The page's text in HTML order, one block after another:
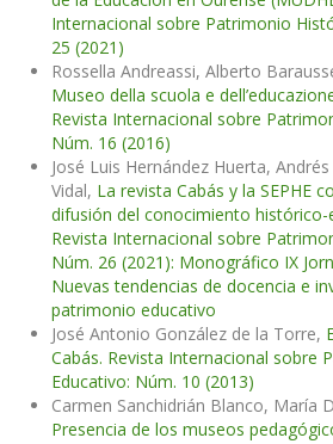
Internacional sobre Patrimonio
25 (2021)
Rossella Andreassi, Alberto
Museo della scuola e
Revista Internacional sobre
Núm. 16 (2016)
José Luis Hernández Huerta,
Vidal, La revista Cabás y la SEPHE
difusión del conocimiento histórico-
Revista Internacional sobre
Núm. 26 (2021): Monográfico IX
Nuevas tendencias de docencia e
patrimonio educativo
José Antonio González de la Torre,
Cabás. Revista Internacional sobre
Educativo: Núm. 10 (2013)
Carmen Sanchidrián Blanco, María
Presencia de los museos